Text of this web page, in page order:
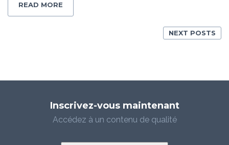
READ MORE
NEXT POSTS
Inscrivez-vous maintenant
Accédez à un contenu de qualité